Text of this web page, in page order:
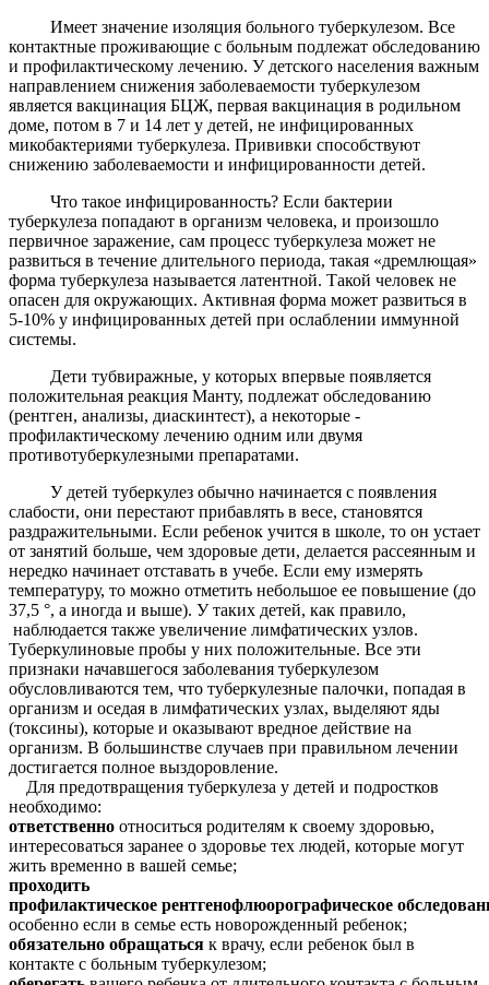
Имеет значение изоляция больного туберкулезом. Все
контактные проживающие с больным подлежат обследованию
и профилактическому лечению. У детского населения важным
направлением снижения заболеваемости туберкулезом
является вакцинация БЦЖ, первая вакцинация в родильном
доме, потом в 7 и 14 лет у детей, не инфицированных
микобактериями туберкулеза. Прививки способствуют
снижению заболеваемости и инфицированности детей.
Что такое инфицированность? Если бактерии
туберкулеза попадают в организм человека, и произошло
первичное заражение, сам процесс туберкулеза может не
развиться в течение длительного периода, такая «дремлющая»
форма туберкулеза называется латентной. Такой человек не
опасен для окружающих. Активная форма может развиться в
5-10% у инфицированных детей при ослаблении иммунной
системы.
Дети тубвиражные, у которых впервые появляется
положительная реакция Манту, подлежат обследованию
(рентген, анализы, диаскинтест), а некоторые -
профилактическому лечению одним или двумя
противотуберкулезными препаратами.
У детей туберкулез обычно начинается с появления
слабости, они перестают прибавлять в весе, становятся
раздражительными. Если ребенок учится в школе, то он устает
от занятий больше, чем здоровые дети, делается рассеянным и
нередко начинает отставать в учебе. Если ему измерять
температуру, то можно отметить небольшое ее повышение (до
37,5 °, а иногда и выше). У таких детей, как правило,
наблюдается также увеличение лимфатических узлов.
Туберкулиновые пробы у них положительные. Все эти
признаки начавшегося заболевания туберкулезом
обусловливаются тем, что туберкулезные палочки, попадая в
организм и оседая в лимфатических узлах, выделяют яды
(токсины), которые и оказывают вредное действие на
организм. В большинстве случаев при правильном лечении
достигается полное выздоровление.
Для предотвращения туберкулеза у детей и подростков
необходимо:
ответственно относиться родителям к своему здоровью,
интересоваться заранее о здоровье тех людей, которые могут
жить временно в вашей семье;
проходить
профилактическое рентгенофлюорографическое
особенно если в семье есть новорожденный ребенок;
обязательно обращаться к врачу, если ребенок был в
контакте с больным туберкулезом;